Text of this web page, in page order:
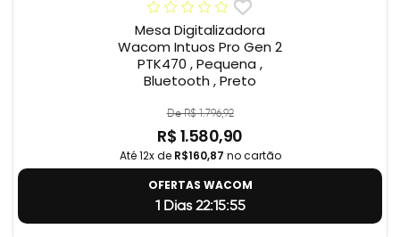
Mesa Digitalizadora
Wacom Intuos Pro Gen 2
PTK470 , Pequena ,
Bluetooth , Preto
De R$ 1.796,92
R$ 1.580,90
Até 12x de R$160,87 no cartão
OFERTAS WACOM
1 Dias 22:15:55